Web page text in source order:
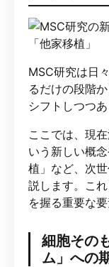
MSC研究は日
るだけの段階
シフトしつつあ
ここでは、現
いう新しい概
植」など、次
説します。こ
を握る重要な要
細胞その
ム」への